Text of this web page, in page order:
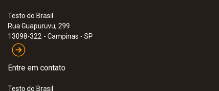
Testo do Brasil
Rua Guapuruvu, 299
13098-322 - Campinas - SP
Entre em contato
Testo do Brasil